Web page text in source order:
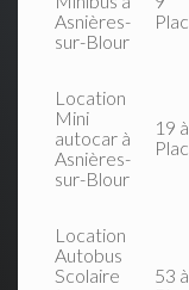
Asnières-
sur-Blour
Location
Mini
autocar à
Asnières-
sur-Blour
19
Location
Autobus
Scolaire
53